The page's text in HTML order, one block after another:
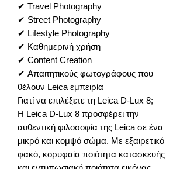
✔ Travel Photography
✔ Street Photography
✔ Lifestyle Photography
✔ Καθημερινή χρήση
✔ Content Creation
✔ Απαιτητικούς φωτογράφους που
θέλουν Leica εμπειρία
Γιατί να επιλέξετε τη Leica D-Lux 8;
Η Leica D-Lux 8 προσφέρει την
αυθεντική φιλοσοφία της Leica σε ένα
μικρό και κομψό σώμα. Με εξαιρετικό
φακό, κορυφαία ποιότητα κατασκευής